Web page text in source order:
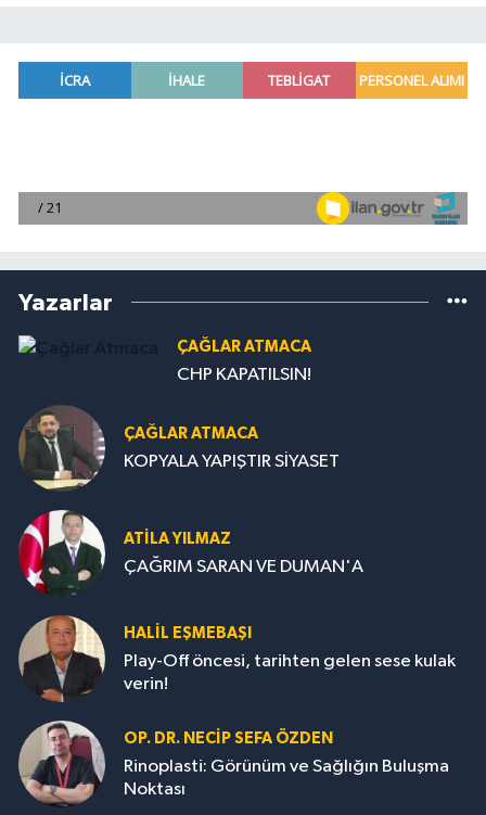
Yazarlar
ÇAĞLAR ATMACA
CHP KAPATILSIN!
ÇAĞLAR ATMACA
KOPYALA YAPIŞTIR SİYASET
ATILA YILMAZ
ÇAĞRIM SARAN VE DUMAN'A
HALIL EŞMEBAŞI
Play-Off öncesi, tarihten gelen sese kulak
verin!
OP. DR. NECIP SEFA ÖZDEN
Rinoplasti: Görünüm ve Sağlığın Buluşma
Noktası